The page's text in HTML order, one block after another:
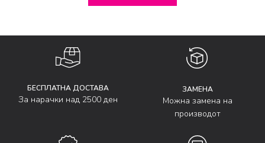
БЕСПЛАТНА ДОСТАВА
За нарачки над 2500 ден
ЗАМЕНА
Можна замена на
производот